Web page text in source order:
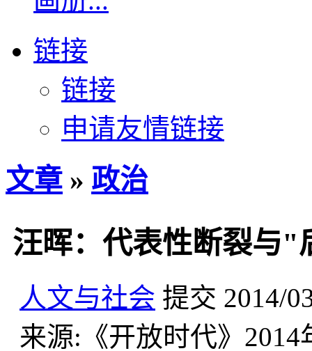
链接
链接
申请友情链接
文章 » 政治
汪晖：代表性断裂与"
人文与社会 提交 2014/
来源: 《开放时代》